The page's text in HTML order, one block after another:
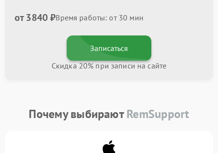
от 3840 ₽Время работы: от 30 мин
Записаться
Скидка 20% при записи на сайте
Почему выбираютRemSupport